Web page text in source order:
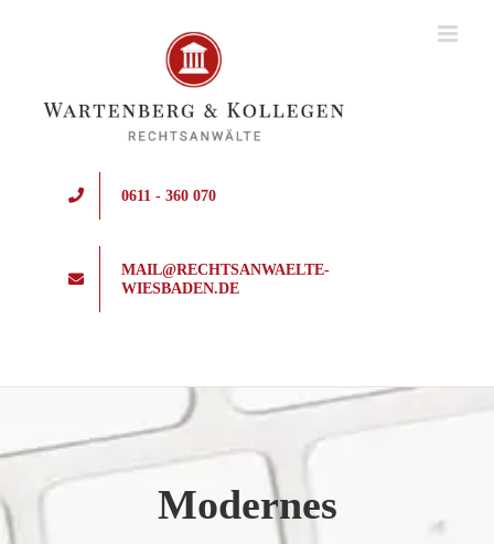
0611 - 360 070
MAIL@RECHTSANWAELTE-
WIESBADEN.DE
Modernes